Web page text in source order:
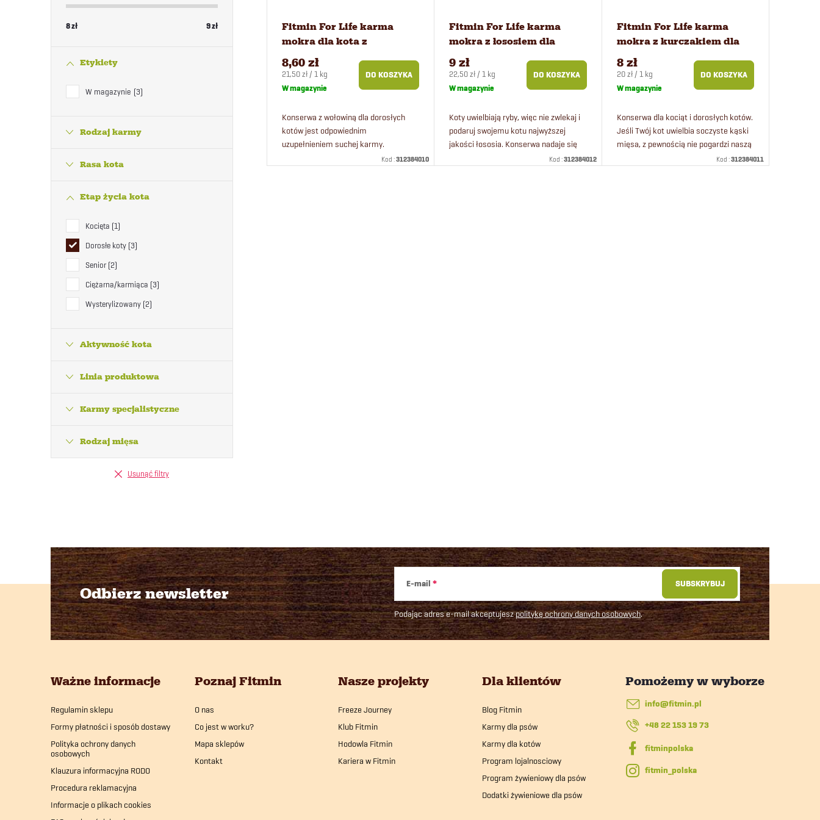
8zł 9zł
Etykiety
W magazynie 3
Rodzaj karmy
Rasa kota
Etap życia kota
Kocięta 1
Dorosłe koty 3
Senior 2
Ciężarna/karmiąca 3
Wysterylizowany 2
Aktywność kota
Linia produktowa
Karmy specjalistyczne
Rodzaj mięsa
Usunąć filtry
Fitmin For Life karma
mokra dla kota z
wołowiną 400 g
8,60 zł
Cena
jednostkowa:
21,50 zł / 1 kg
W magazynie
DO KOSZYKA
Konserwa z wołowiną dla dorosłych
kotów jest odpowiednim
uzupełnieniem suchej karmy.
Nie zwlekaj i podaruj swojemu kotu
Kod :312384010
Fitmin For Life karma
mokra z łososiem dla
kotów sterylizowanych
400 g
9 zł
Cena
jednostkowa:
22,50 zł / 1 kg
W magazynie
DO KOSZYKA
Koty uwielbiają ryby, więc nie zwlekaj i
podaruj swojemu kotu najwyższej
jakości łososia. Konserwa nadaje się
również dla kotów wykastrowanych.
Kod :312384012
Fitmin For Life karma
mokra z kurczakiem dla
kociąt 400 g
8 zł
Cena
jednostkowa:
20 zł / 1 kg
W magazynie
DO KOSZYKA
Konserwa dla kociąt i dorosłych kotów.
Jeśli Twój kot uwielbia soczyste kąski
mięsa, z pewnością nie pogardzi naszą
konserwą z kurczakiem. KotyKod :312384011
Odbierz newsletter
E-mail
Podając adres e-mail akceptujeszpolitykę ochrony danych osobowych.
SUBSKRYBUJ
Ważne informacje
Regulamin sklepu
Formy płatności i sposób dostawy
Polityka ochrony danych
osobowych
Klauzura informacyjna RODO
Procedura reklamacyjna
Informacje o plikach cookies
Poznaj Fitmin
O nas
Co jest w worku?
Mapa sklepów
Kontakt
Nasze projekty
Freeze Journey
Klub Fitmin
Hodowla Fitmin
Kariera w Fitmin
Dla klientów
Blog Fitmin
Karmy dla psów
Karmy dla kotów
Program lojalnosciowy
Program żywieniowy dla psów
Dodatki żywieniowe dla psów
info@fitmin.pl
+48 22 153 19 73
fitmin_polska